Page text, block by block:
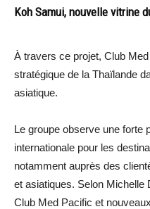
Koh Samui, nouvelle vitrine
À travers ce projet, Club
stratégique de la Thaïlande
asiatique.
Le groupe observe une forte
internationale pour les
notamment auprès des
et asiatiques. Selon Michelle
Club Med Pacific et